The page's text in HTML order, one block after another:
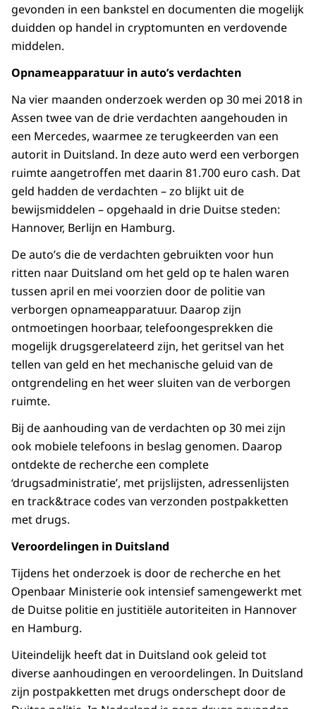
gevonden in een bankstel en documenten die mogelijk
duidden op handel in cryptomunten en verdovende
middelen.
Opnameapparatuur in auto’s verdachten
Na vier maanden onderzoek werden op 30 mei 2018 in
Assen twee van de drie verdachten aangehouden in
een Mercedes, waarmee ze terugkeerden van een
autorit in Duitsland. In deze auto werd een verborgen
ruimte aangetroffen met daarin 81.700 euro cash. Dat
geld hadden de verdachten – zo blijkt uit de
bewijsmiddelen – opgehaald in drie Duitse steden:
Hannover, Berlijn en Hamburg.
De auto’s die de verdachten gebruikten voor hun
ritten naar Duitsland om het geld op te halen waren
tussen april en mei voorzien door de politie van
verborgen opnameapparatuur. Daarop zijn
ontmoetingen hoorbaar, telefoongesprekken die
mogelijk drugsgerelateerd zijn, het geritsel van het
tellen van geld en het mechanische geluid van de
ontgrendeling en het weer sluiten van de verborgen
ruimte.
Bij de aanhouding van de verdachten op 30 mei zijn
ook mobiele telefoons in beslag genomen. Daarop
ontdekte de recherche een complete
‘drugsadministratie’, met prijslijsten, adressenlijsten
en track&trace codes van verzonden postpakketten
met drugs.
Veroordelingen in Duitsland
Tijdens het onderzoek is door de recherche en het
Openbaar Ministerie ook intensief samengewerkt met
de Duitse politie en justitiële autoriteiten in Hannover
en Hamburg.
Uiteindelijk heeft dat in Duitsland ook geleid tot
diverse aanhoudingen en veroordelingen. In Duitsland
zijn postpakketten met drugs onderschept door de